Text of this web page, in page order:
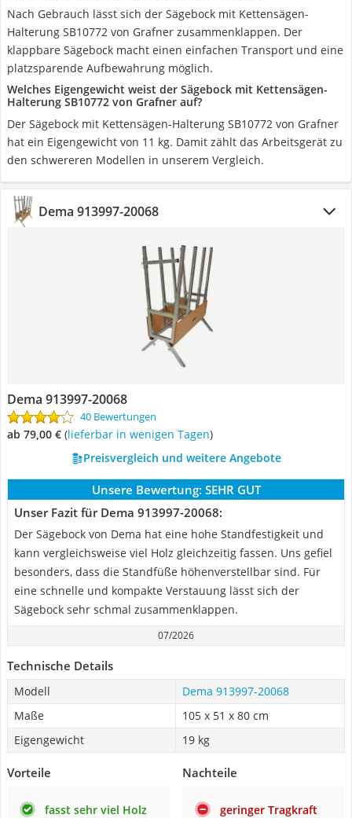
Nach Gebrauch lässt sich der Sägebock mit Kettensägen-
Halterung SB10772 von Grafner zusammenklappen. Der
klappbare Sägebock macht einen einfachen Transport und eine
platzsparende Aufbewahrung möglich.
Welches Eigengewicht weist der Sägebock mit Kettensägen-
Halterung SB10772 von Grafner auf?
Der Sägebock mit Kettensägen-Halterung SB10772 von Grafner
hat ein Eigengewicht von 11 kg. Damit zählt das Arbeitsgerät zu
den schwereren Modellen in unserem Vergleich.
Dema 913997-20068
Dema 913997-20068
40 Bewertungen
ab 79,00 € ( Lieferbar in wenigen Tagen)
Preisvergleich und weitere Angebote
Unsere Bewertung: SEHR GUT
Unser Fazit für Dema 913997-20068:
Der Sägebock von Dema hat eine hohe Standfestigkeit und
kann vergleichsweise viel Holz gleichzeitig fassen. Uns gefiel
besonders, dass die Standfüße höhenverstellbar sind. Für
eine schnelle und kompakte Verstauung lässt sich der
Sägebock sehr schmal zusammenklappen.
07/2026
Technische Details
Modell
Dema 913997-20068
Maße
105 x 51 x 80 cm
Eigengewicht
19 kg
Vorteile
fasst sehr viel Holz
Nachteile
geringer Tragkraft